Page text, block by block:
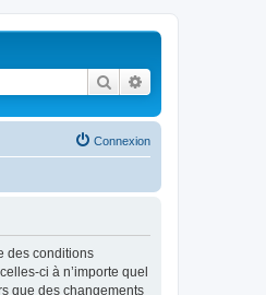
Rechercher
Connexion
des conditions
ci à n’importe quel
que des changements